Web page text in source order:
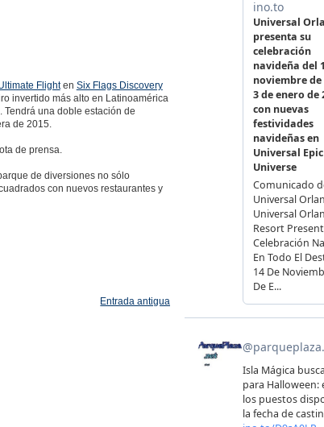
Flighten Six Flags Discovery
invertido más alto en Latinoamérica
una doble estación de
de 2015.
de prensa.
de diversiones no sólo
con nuevos restaurantes y
Entrada antigua